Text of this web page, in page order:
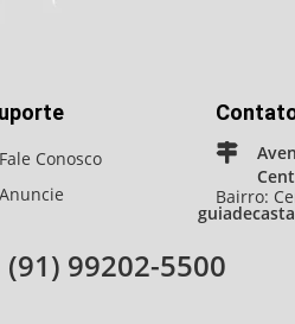
Fale Conosco
Anuncie
Bairro:
(91) 99202-5500